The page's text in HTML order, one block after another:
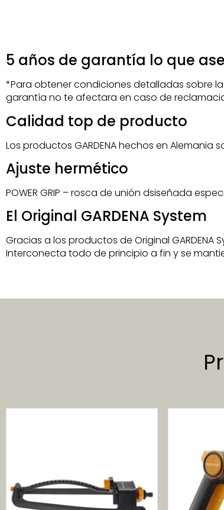
5 años de garantía lo que
*Para obtener condiciones detalladas sobre
garantía no te afectara en caso de
Calidad top de producto
Los productos GARDENA hechos en
Ajuste hermético
POWER GRIP – rosca de unión dsiseñada
El Original GARDENA System
Gracias a los productos de Original
Interconecta todo de principio a fin y se